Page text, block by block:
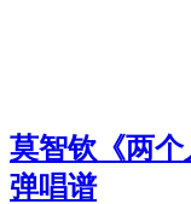
莫智钦《两
弹唱谱